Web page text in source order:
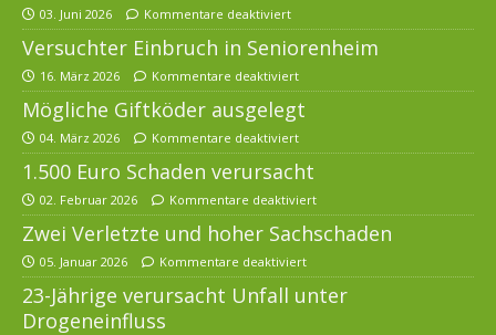
03. Juni 2026 Kommentare deaktiviert
Versuchter Einbruch in Seniorenheim
16. März 2026 Kommentare deaktiviert
Mögliche Giftköder ausgelegt
04. März 2026 Kommentare deaktiviert
1.500 Euro Schaden verursacht
02. Februar 2026 Kommentare deaktiviert
Zwei Verletzte und hoher Sachschaden
05. Januar 2026 Kommentare deaktiviert
23-Jährige verursacht Unfall unter
Drogeneinfluss